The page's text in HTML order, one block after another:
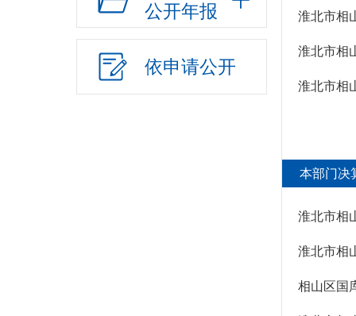
财政收支情况
政府债务
应急管理
乡村振兴（精准脱贫）
公开年报
依申请公开
淮北市相
淮北市相
淮北市相
本部门决
淮北市相
淮北市相
相山区国